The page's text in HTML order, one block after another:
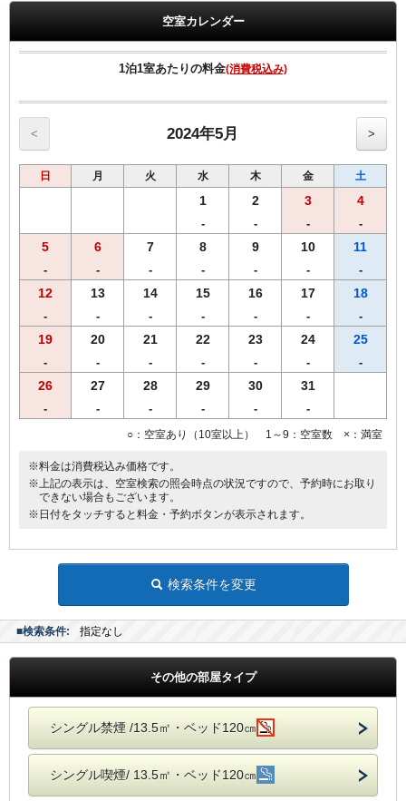
”早期予約がお得”室数限定！！
◆◆◆客室のご案内◆◆◆
●洗浄機付きトイレ完備
●枕元にUSBコンセント設置
●バゲージラック設置
●薄型液晶テレビ
◆◆◆貸出備品◆◆◆
●アイロン
■館内にランドリーコーナー設置
空室カレンダー
1泊1室あたりの料金(消費税込み)
< 2024年5月 >
日 月 火 水 木 金 土
1
-
2
-
3
-
4
-
5
-
6
-
7
-
8
-
9
-
10
-
11
-
12
-
13
-
14
-
15
-
16
-
17
-
18
-
19
-
20
-
21
-
22
-
23
-
24
-
25
-
26
-
27
-
28
-
29
-
30
-
31
-
○：空室あり（10室以上） 1～9：空室数 ×：満室
※料金は消費税込み価格です。
※上記の表示は、空室検索の照会時点の状況ですので、予約時にお取り
できない場合もございます。
※日付をタッチすると料金・予約ボタンが表示されます。
検索条件を変更
■検索条件: 指定なし
その他の部屋タイプ
シングル禁煙 /13.5㎡・ベッド120㎝
シングル喫煙/ 13.5㎡・ベッド120㎝